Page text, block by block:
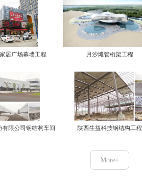
居广场幕墙工程 月沙滩管桁架工程
限公司钢结构车间 陕西生益科技钢结构工程
More+